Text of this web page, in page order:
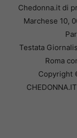
Chedonna.it di
Marchese 10,
Testata
Roma
Copyright